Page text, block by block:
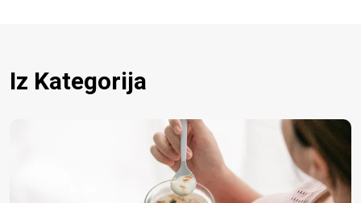
Iz Kategorija